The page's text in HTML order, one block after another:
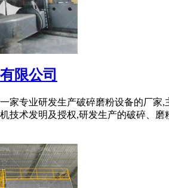
限公司
家专业研发生产破碎磨粉设备的厂
技术发明及授权,研发生产的破碎、磨